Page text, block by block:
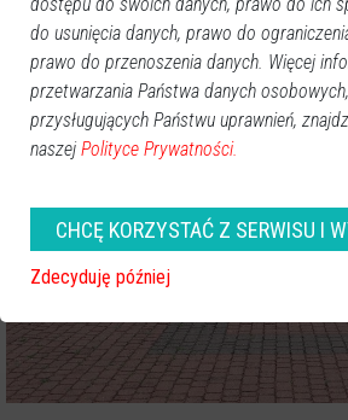
do usunięcia danych, prawo do
prawo do przenoszenia danych. Więcej
przetwarzania Państwa danych
przysługujących Państwu uprawnień,
naszej Polityce Prywatności.
CHCĘ KORZYSTAĆ Z SERWISU I
Zdecyduję później